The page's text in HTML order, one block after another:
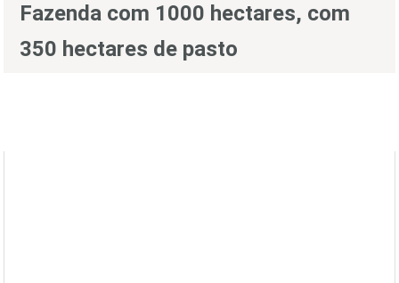
Fazenda com 1000 hectares, com
350 hectares de pasto